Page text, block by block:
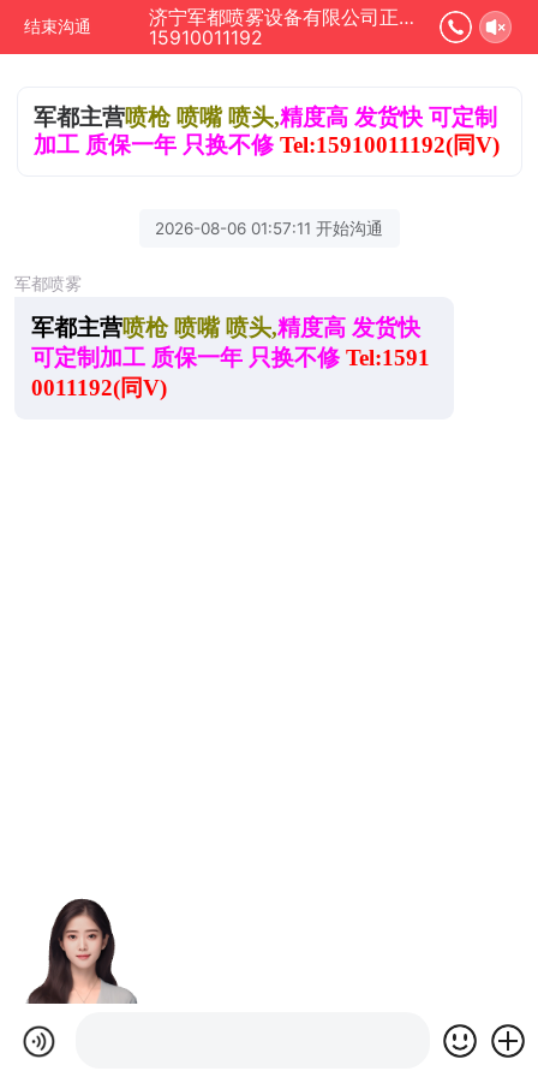
结束沟通
济宁军都喷雾设备有限公司正在为您服务
15910011192
军都主营喷枪 喷嘴 喷头,精度高 发货快 可定制
加工 质保一年 只换不修 Tel:15910011192(同V)
2026-08-06 01:57:11 开始沟通
军都喷雾
军都主营喷枪 喷嘴 喷头,精度高 发货快
可定制加工 质保一年 只换不修 Tel:1591
0011192(同V)